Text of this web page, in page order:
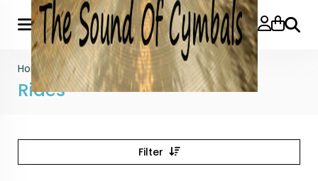
Home > Rides
Rides
Filter